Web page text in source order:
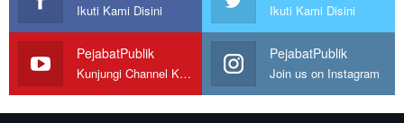
Ikuti Kami Disini Ikuti Kami Disini
PejabatPublik
Kunjungi Channel Kami
PejabatPublik
Join us on Instagram